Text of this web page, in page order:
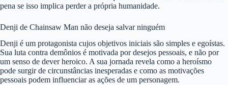
pena se isso implica perder a própria humanidade.
Denji de Chainsaw Man não deseja salvar ninguém
Denji é um protagonista cujos objetivos iniciais são simples e egoístas.
Sua luta contra demônios é motivada por desejos pessoais, e não por
um senso de dever heroico. A sua jornada revela como a heroísmo
pode surgir de circunstâncias inesperadas e como as motivações
pessoais podem influenciar as ações de um personagem.